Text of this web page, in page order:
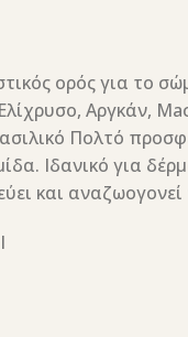
ορός για το
Αργκάν,
Πολτό
Ιδανικό για
και